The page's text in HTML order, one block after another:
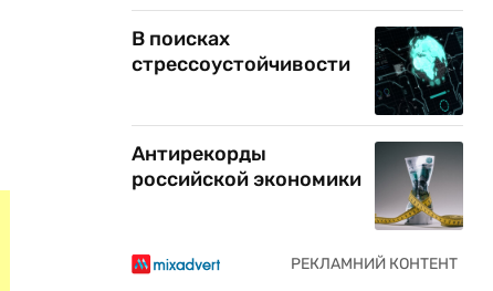
В поисках
стрессоустойчивости
Антирекорды
российской экономики